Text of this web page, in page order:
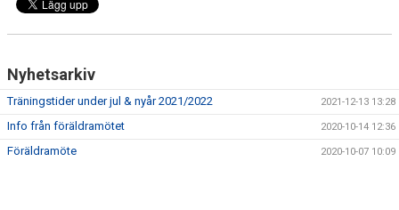
DOKUMENT
Nyhetsarkiv
Träningstider under jul & nyår 2021/2022 2021-12-13 13:28
Info från föräldramötet 2020-10-14 12:36
Föräldramöte 2020-10-07 10:09